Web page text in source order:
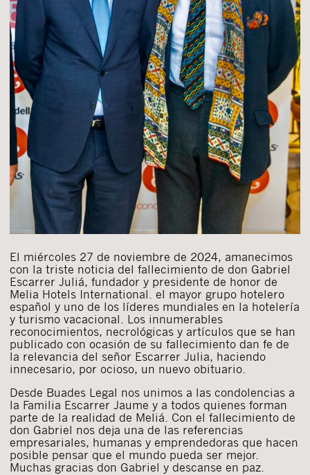
El miércoles 27 de noviembre de 2024, amanecimos
con la triste noticia del fallecimiento de don Gabriel
Escarrer Juliá, fundador y presidente de honor de
Melia Hotels International. el mayor grupo hotelero
español y uno de los líderes mundiales en la hotelería
y turismo vacacional. Los innumerables
reconocimientos, necrológicas y artículos que se han
publicado con ocasión de su fallecimiento dan fe de
la relevancia del señor Escarrer Julia, haciendo
innecesario, por ocioso, un nuevo obituario.
Desde Buades Legal nos unimos a las condolencias a
la Familia Escarrer Jaume y a todos quienes forman
parte de la realidad de Meliá. Con el fallecimiento de
don Gabriel nos deja una de las referencias
empresariales, humanas y emprendedoras que hacen
posible pensar que el mundo pueda ser mejor.
Muchas gracias don Gabriel y descanse en paz.